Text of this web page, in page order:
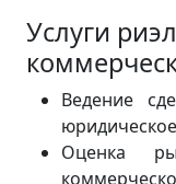
Услуги
Ведение
Оценка